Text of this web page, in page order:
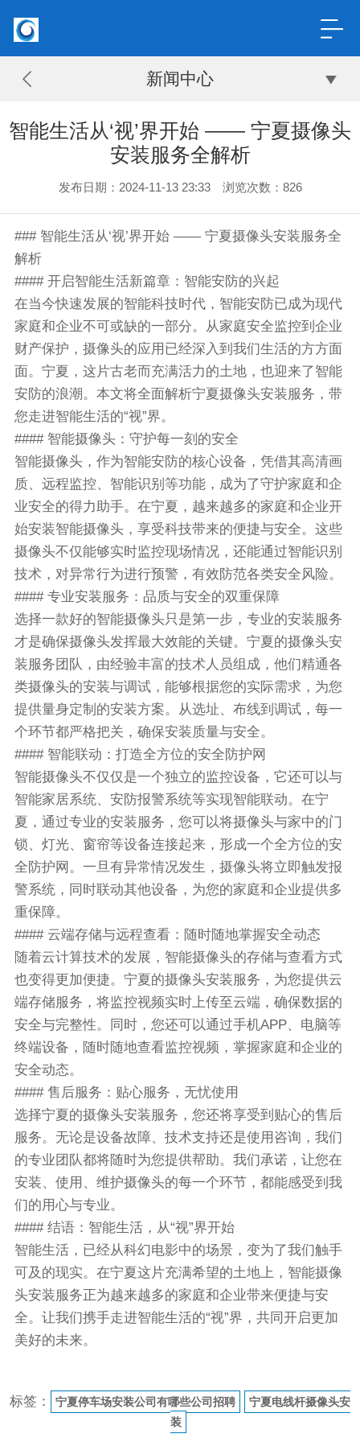
新闻中心
智能生活从‘视’界开始 —— 宁夏摄像头
安装服务全解析
发布日期：2024-11-13 23:33 浏览次数： 826
### 智能生活从‘视’界开始 —— 宁夏摄像头安装服务全
解析
#### 开启智能生活新篇章：智能安防的兴起
在当今快速发展的智能科技时代，智能安防已成为现代
家庭和企业不可或缺的一部分。从家庭安全监控到企业
财产保护，摄像头的应用已经深入到我们生活的方方面
面。宁夏，这片古老而充满活力的土地，也迎来了智能
安防的浪潮。本文将全面解析宁夏摄像头安装服务，带
您走进智能生活的“视”界。
#### 智能摄像头：守护每一刻的安全
智能摄像头，作为智能安防的核心设备，凭借其高清画
质、远程监控、智能识别等功能，成为了守护家庭和企
业安全的得力助手。在宁夏，越来越多的家庭和企业开
始安装智能摄像头，享受科技带来的便捷与安全。这些
摄像头不仅能够实时监控现场情况，还能通过智能识别
技术，对异常行为进行预警，有效防范各类安全风险。
#### 专业安装服务：品质与安全的双重保障
选择一款好的智能摄像头只是第一步，专业的安装服务
才是确保摄像头发挥最大效能的关键。宁夏的摄像头安
装服务团队，由经验丰富的技术人员组成，他们精通各
类摄像头的安装与调试，能够根据您的实际需求，为您
提供量身定制的安装方案。从选址、布线到调试，每一
个环节都严格把关，确保安装质量与安全。
#### 智能联动：打造全方位的安全防护网
智能摄像头不仅仅是一个独立的监控设备，它还可以与
智能家居系统、安防报警系统等实现智能联动。在宁
夏，通过专业的安装服务，您可以将摄像头与家中的门
锁、灯光、窗帘等设备连接起来，形成一个全方位的安
全防护网。一旦有异常情况发生，摄像头将立即触发报
警系统，同时联动其他设备，为您的家庭和企业提供多
重保障。
#### 云端存储与远程查看：随时随地掌握安全动态
随着云计算技术的发展，智能摄像头的存储与查看方式
也变得更加便捷。宁夏的摄像头安装服务，为您提供云
端存储服务，将监控视频实时上传至云端，确保数据的
安全与完整性。同时，您还可以通过手机APP、电脑等
终端设备，随时随地查看监控视频，掌握家庭和企业的
安全动态。
#### 售后服务：贴心服务，无忧使用
选择宁夏的摄像头安装服务，您还将享受到贴心的售后
服务。无论是设备故障、技术支持还是使用咨询，我们
的专业团队都将随时为您提供帮助。我们承诺，让您在
安装、使用、维护摄像头的每一个环节，都能感受到我
们的用心与专业。
#### 结语：智能生活，从“视”界开始
智能生活，已经从科幻电影中的场景，变为了我们触手
可及的现实。在宁夏这片充满希望的土地上，智能摄像
头安装服务正为越来越多的家庭和企业带来便捷与安
全。让我们携手走进智能生活的“视”界，共同开启更加
美好的未来。
标签： 宁夏停车场安装公司有哪些公司招聘
宁夏电线杆摄像头安
装